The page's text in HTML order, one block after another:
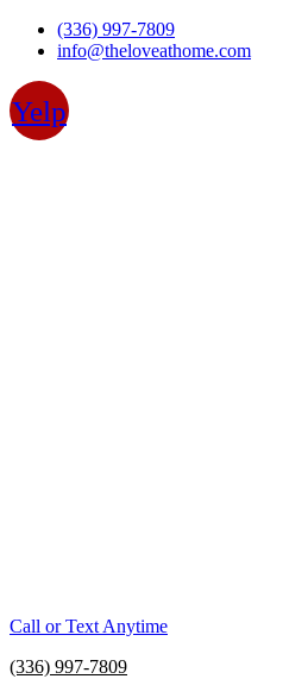
Skip
(336) 997-7809
info@theloveathome.com
Yelp
Call or Text Anytime
(336) 997-7809